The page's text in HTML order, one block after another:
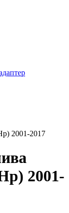
2001-2017
2001-